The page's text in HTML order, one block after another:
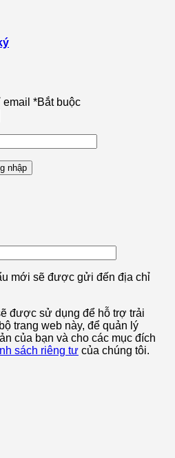
*Bắt buộc
nhập
mới sẽ được gửi đến địa chỉ
được sử dụng để hỗ trợ trải
trang web này, để quản lý
của bạn và cho các mục đích
sách riêng tư của chúng tôi.